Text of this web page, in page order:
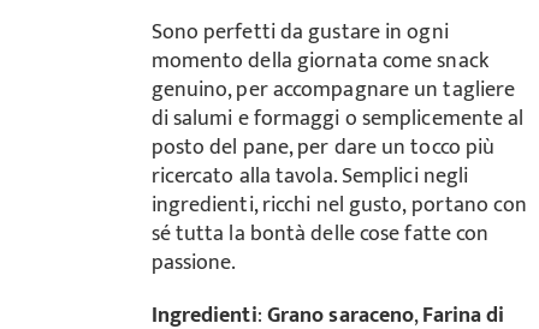
Sono perfetti da gustare in ogni
momento della giornata come snack
genuino, per accompagnare un tagliere
di salumi e formaggi o semplicemente al
posto del pane, per dare un tocco più
ricercato alla tavola. Semplici negli
ingredienti, ricchi nel gusto, portano con
sé tutta la bontà delle cose fatte con
passione.
Ingredienti:Grano saraceno,Farina di